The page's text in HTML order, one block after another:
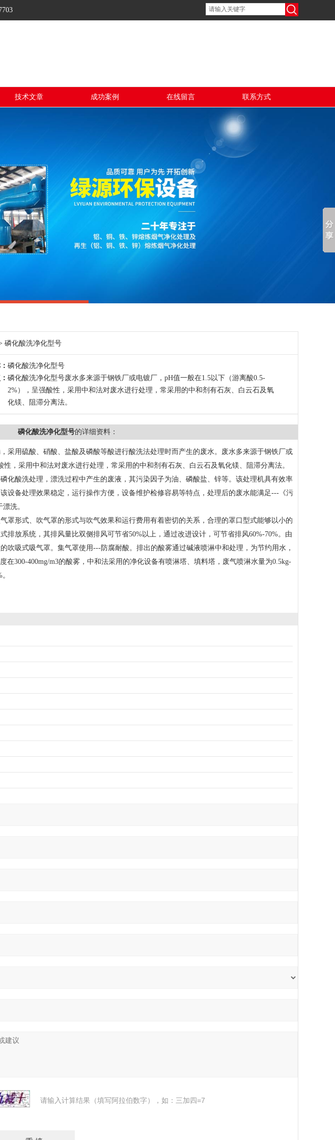
技术文章 成功案例 在线留言 联系方式
磷化酸洗净化型号
磷化酸洗净化型号
磷化酸洗净化型号废水多来源于钢铁厂或电镀厂，pH值一般在1.5以下（游离酸0.5-
2%），呈强酸性，采用中和法对废水进行处理，常采用的中和剂有石灰、白云石及氧
化镁、阻滞分离法。
磷化酸洗净化型号的详细资料：
采用硫酸、硝酸、盐酸及磷酸等酸进行酸洗法处理时而产生的废水。废水多来源于钢铁厂或
，采用中和法对废水进行处理，常采用的中和剂有石灰、白云石及氧化镁、阻滞分离法。
化酸洗处理，漂洗过程中产生的废液，其污染因子为油、磷酸盐、锌等。该处理机具有效率
设备处理效果稳定，运行操作方便，设备维护检修容易等特点，处理后的废水能满足---《污
洗。
罩形式、吹气罩的形式与吹气效果和运行费用有着密切的关系，合理的罩口型式能够以小的
排放系统，其排风量比双侧排风可节省50%以上，通过改进设计，可节省排风60%-70%。由
吹吸式吸气罩。集气罩使用---防腐耐酸。排出的酸雾通过碱液喷淋中和处理，为节约用水，
在300-400mg/m3的酸雾，中和法采用的净化设备有喷淋塔、填料塔，废气喷淋水量为0.5kg-
请输入计算结果（填写阿拉伯数字），如：三加四=7